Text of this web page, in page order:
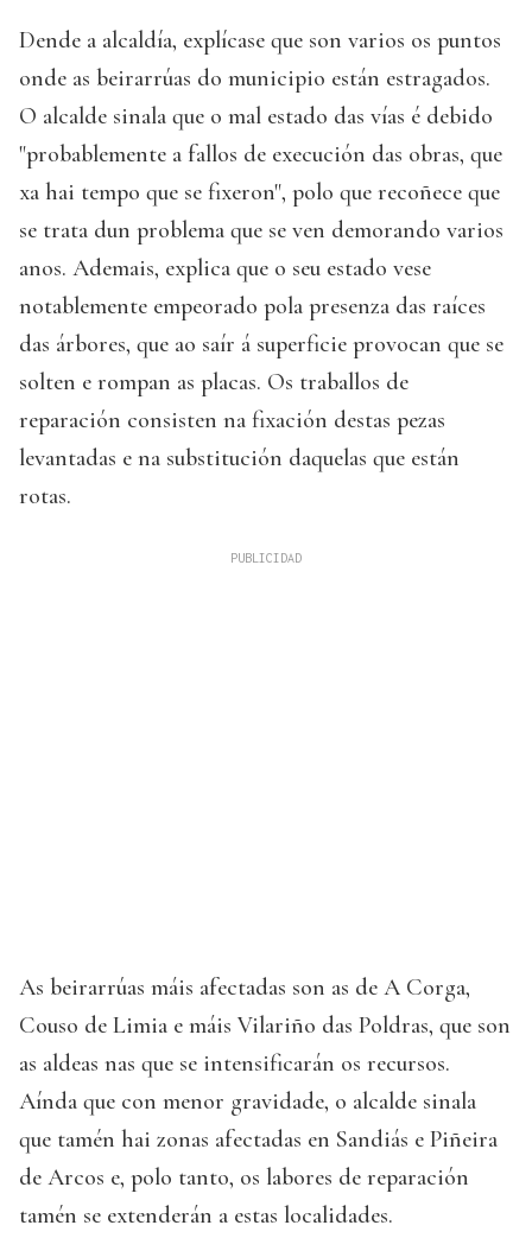
Dende a alcaldía, explícase que son varios os puntos
onde as beirarrúas do municipio están estragados.
O alcalde sinala que o mal estado das vías é debido
"probablemente a fallos de execución das obras, que
xa hai tempo que se fixeron", polo que recoñece que
se trata dun problema que se ven demorando varios
anos. Ademais, explica que o seu estado vese
notablemente empeorado pola presenza das raíces
das árbores, que ao saír á superficie provocan que se
solten e rompan as placas. Os traballos de
reparación consisten na fixación destas pezas
levantadas e na substitución daquelas que están
rotas.
As beirarrúas máis afectadas son as de A Corga,
Couso de Limia e máis Vilariño das Poldras, que son
as aldeas nas que se intensificarán os recursos.
Aínda que con menor gravidade, o alcalde sinala
que tamén hai zonas afectadas en Sandiás e Piñeira
de Arcos e, polo tanto, os labores de reparación
tamén se extenderán a estas localidades.